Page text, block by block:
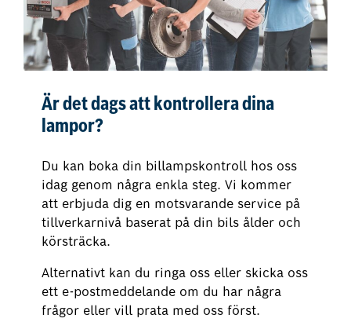
Är det dags att kontrollera dina
lampor?
Du kan boka din billampskontroll hos oss
idag genom några enkla steg. Vi kommer
att erbjuda dig en motsvarande service på
tillverkarnivå baserat på din bils ålder och
körsträcka.
Alternativt kan du ringa oss eller skicka oss
ett e-postmeddelande om du har några
frågor eller vill prata med oss först.